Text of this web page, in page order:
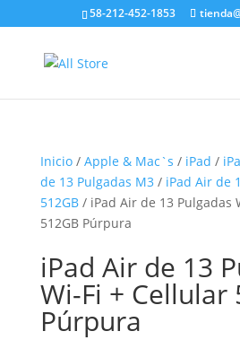
58-212-452-1853
Inicio/ Apple & Mac`s / iPad /
de 13 Pulgadas M3/ iPad Air de
512GB/ iPad Air de 13 Pulgadas
512GB Púrpura
iPad Air de 13
Wi-Fi + Cellular
Púrpura